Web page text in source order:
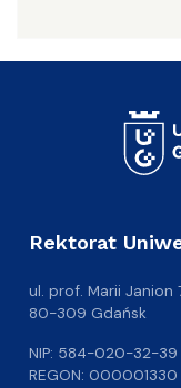
Rektorat
ul. prof. Marii Janion
80-309 Gdańsk
NIP: 584-020-32-39
REGON: 000001330